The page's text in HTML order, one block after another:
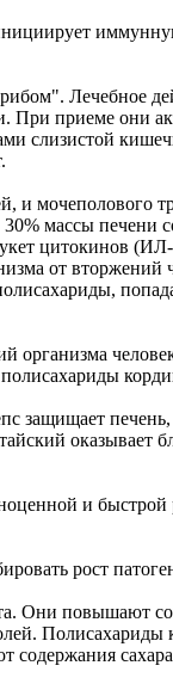
Лечебное
При приеме они
слизистой
мочеполового
массы печени
цитокинов
от вторжений
организма
защищает
оказывает
и
рост
Они повышают